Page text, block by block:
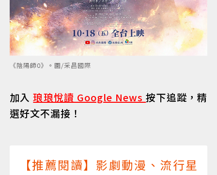
《陰陽師0》。圖/采昌國際
加入琅琅悅讀 Google News按下追蹤，精
選好文不漏接！
【推薦閱讀】影劇動漫、流行星